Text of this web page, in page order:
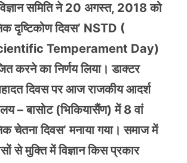
समिति ने 20 अगस्त, 2018 को
दृष्टिकोण दिवस’ NSTD (
Temperament Day)
करने का निर्णय लिया। डाक्टर
दिवस पर आज राजकीय आदर्श
– बासोट (भिकियासैंण) में 8 वां
चेतना दिवस’ मनाया गया। समाज में
से मुक्ति में विज्ञान किस प्रकार